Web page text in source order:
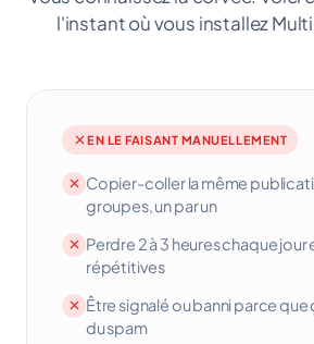
l'instant où vous installez
EN LE FAISANT MANUELLEMENT
Copier-coller la même
groupes, un par un
Perdre 2 à 3 heures chaque jour
répétitives
Être signalé ou banni parce que
du spam